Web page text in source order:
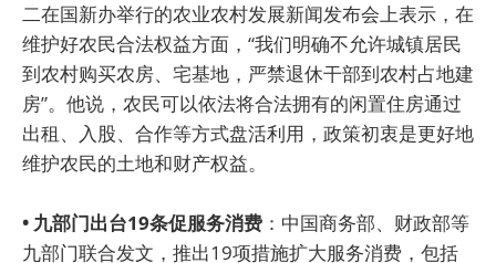
二在国新办举行的农业农村发展新闻发布会上表示，在
维护好农民合法权益方面，“我们明确不允许城镇居民
到农村购买农房、宅基地，严禁退休干部到农村占地建
房”。他说，农民可以依法将合法拥有的闲置住房通过
出租、入股、合作等方式盘活利用，政策初衷是更好地
维护农民的土地和财产权益。
• 九部门出台19条促服务消费 ：中国商务部、财政部等
九部门联合发文，推出19项措施扩大服务消费，包括